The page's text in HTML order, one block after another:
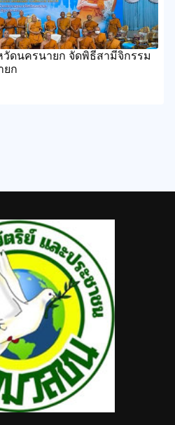
ดนครนายก จัดพิธีสามีจิกรรม
ยก